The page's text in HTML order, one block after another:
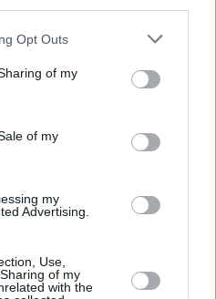
Opt Outs
of my
of my
my
Advertising.
Use,
of my
with the
des Horrorklassikers: Nach dem